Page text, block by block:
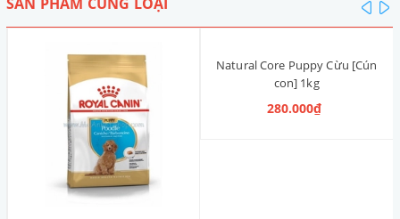
Natural Core Puppy Cừu [Cún
con] 1kg
280.000₫